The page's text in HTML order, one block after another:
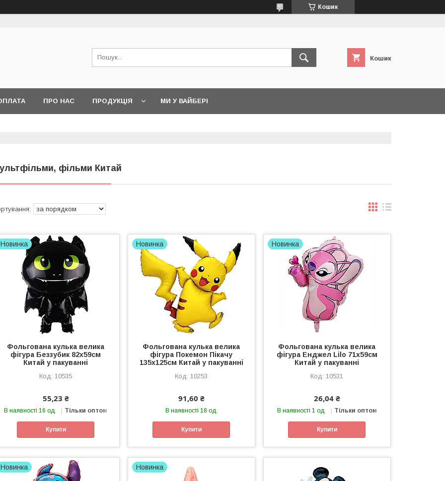
Кошик
Кошик
ПРО НАС ПРОДУКЦІЯ МИ У ВАЙБЕРІ
фільми Китай
Новинка
Фольгована кулька велика
фігура Беззубик 82х59см
Китай у пакуванні
10535
55,23 ₴
В наявності 16 од. Тільки оптом
Купити
Новинка
Фольгована кулька велика
фігура Покемон Пікачу
135х125см Китай у пакуванні
10253
91,60 ₴
В наявності 18 од.
Купити
Новинка
Фольгована кулька велика
фігура Енджел Lilo 71х59см
Китай у пакуванні
10531
26,04 ₴
В наявності 1 од. Тільки оптом
Купити
Новинка Новинка